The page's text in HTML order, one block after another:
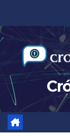
contenido